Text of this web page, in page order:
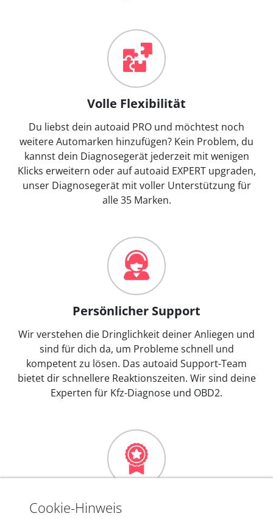
Volle Flexibilität
Du liebst dein autoaid PRO und möchtest noch
weitere Automarken hinzufügen? Kein Problem, du
kannst dein Diagnosegerät jederzeit mit wenigen
Klicks erweitern oder auf autoaid EXPERT upgraden,
unser Diagnosegerät mit voller Unterstützung für
alle 35 Marken.
Persönlicher Support
Wir verstehen die Dringlichkeit deiner Anliegen und
sind für dich da, um Probleme schnell und
kompetent zu lösen. Das autoaid Support-Team
bietet dir schnellere Reaktionszeiten. Wir sind deine
Experten für Kfz-Diagnose und OBD2.
Mehr als 10 Jahre Erfahrung
Cookie-Hinweis